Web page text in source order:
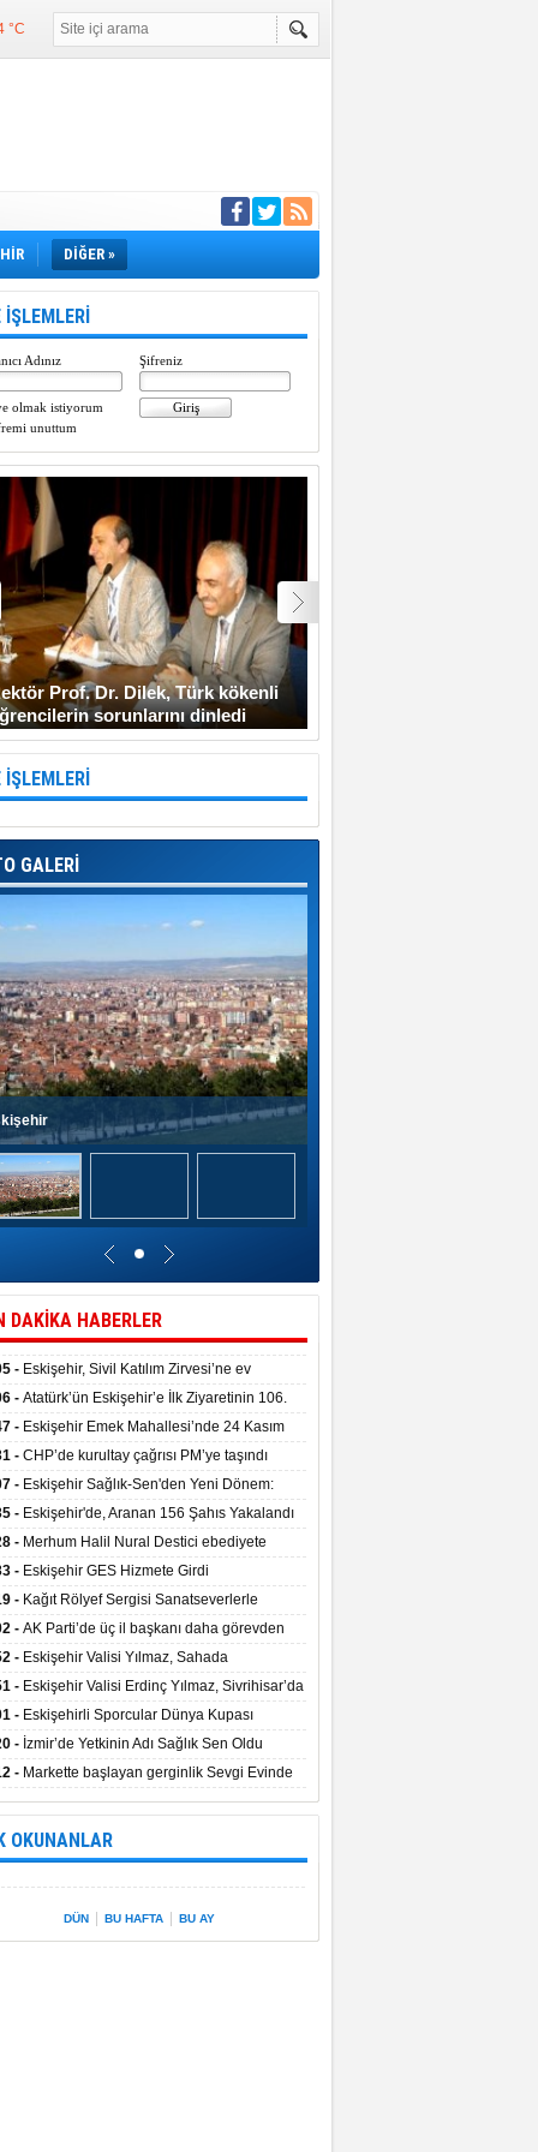
°C
girdi
DİĞER »
İŞLEMLERİ
Adınız Şifreniz
olmak istiyorum
unuttum
Prof. Dr. Dilek, Türk kökenli
sorunlarını dinledi
İŞLEMLERİ
GALERİ
DAKİKA HABERLER
- Eskişehir, Sivil Katılım Zirvesi’ne ev
yaptı.
- Atatürk’ün Eskişehir’e İlk Ziyaretinin 106.
Kutlandı
- Eskişehir Emek Mahallesi’nde 24 Kasım
törenle hizmete girdi
- CHP’de kurultay çağrısı PM’ye taşındı
- Eskişehir Sağlık-Sen'den Yeni Dönem:
Teslim Alındı
- Eskişehir'de, Aranan 156 Şahıs Yakalandı
- Merhum Halil Nural Destici ebediyete
- Eskişehir GES Hizmete Girdi
- Kağıt Rölyef Sergisi Sanatseverlerle
- AK Parti’de üç il başkanı daha görevden
- Eskişehir Valisi Yılmaz, Sahada
Bulundu
- Eskişehir Valisi Erdinç Yılmaz, Sivrihisar’da
- Eskişehirli Sporcular Dünya Kupası
Vali Yılmaz’la Paylaştı
- İzmir’de Yetkinin Adı Sağlık Sen Oldu
- Markette başlayan gerginlik Sevgi Evinde
OKUNANLAR
DÜN BU HAFTA BU AY